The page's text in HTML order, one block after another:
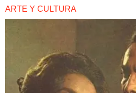
ARTE Y CULTURA